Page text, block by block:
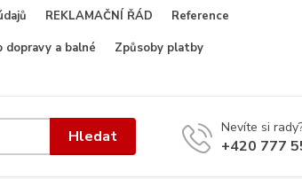
REKLAMAČNÍ ŘÁD
Reference
dopravy a balné
Způsoby platby
Hledat Nevíte si
+420 777